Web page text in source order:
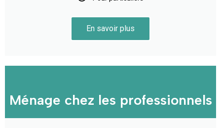
En savoir plus
Ménage chez les professionnels